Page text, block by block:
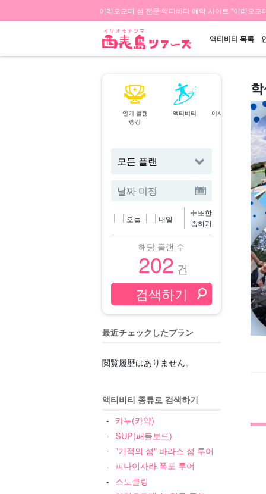
이리오모테 섬 전문 액티비티 예약 사이트 "이리오모
액티비티 목록
인기 플랜
랭킹
액티비티
이시가키섬⇄이리
오늘 내일
또한
좁히기
해당 플랜 수
202 건
最近チェックしたプラン
閲覧履歴はありません。
액티비티 종류로 검색하기
카누(카약)
SUP(패들보드)
"기적의 섬" 바라스 섬 투어
피나이사라 폭포 투어
스노클링